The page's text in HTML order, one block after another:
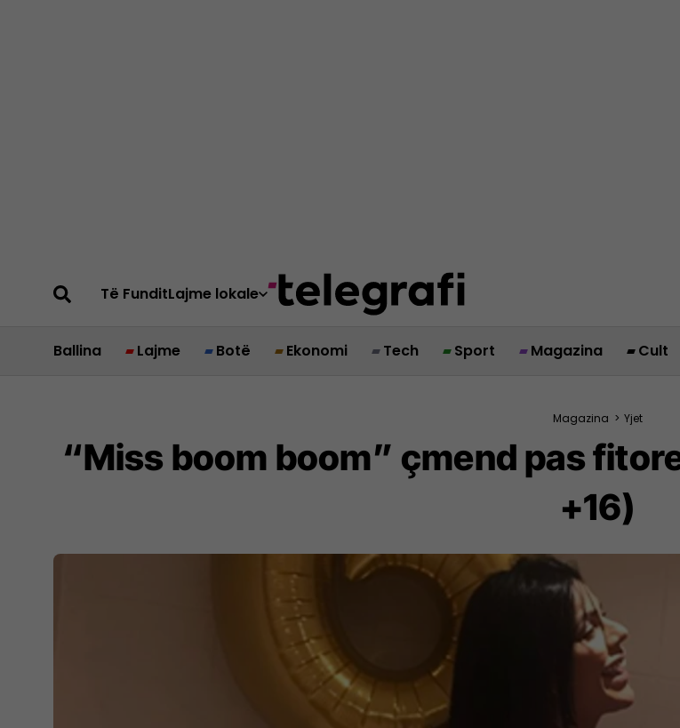
Të FunditLajme lokale
Ballina Lajme Botë Ekonomi Tech Sport Magazina Cult
Magazina > Yjet
“Miss boom boom” çmend pas
+16)